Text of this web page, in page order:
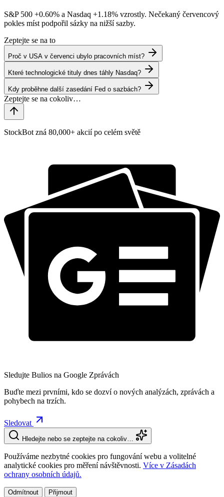
S&P 500 +0.60% a Nasdaq +1.18% vzrostly. Nečekaný červencový
pokles míst podpořil sázky na nižší sazby.
Zeptejte se na to
Proč v USA v červenci ubylo pracovních míst?
Které technologické tituly dnes táhly Nasdaq?
Kdy proběhne další zasedání Fed o sazbách?
StockBot zná 80,000+ akcií po celém světě
Sledujte Bulios na Google Zprávách
Buďte mezi prvními, kdo se dozví o nových analýzách, zprávách a
pohybech na trzích.
Sledovat
Hledejte nebo se zeptejte na cokoliv…
Používáme nezbytné cookies pro fungování webu a volitelné
analytické cookies pro měření návštěvnosti. Více v Zásadách
ochrany osobních údajů.
Odmítnout Přijmout